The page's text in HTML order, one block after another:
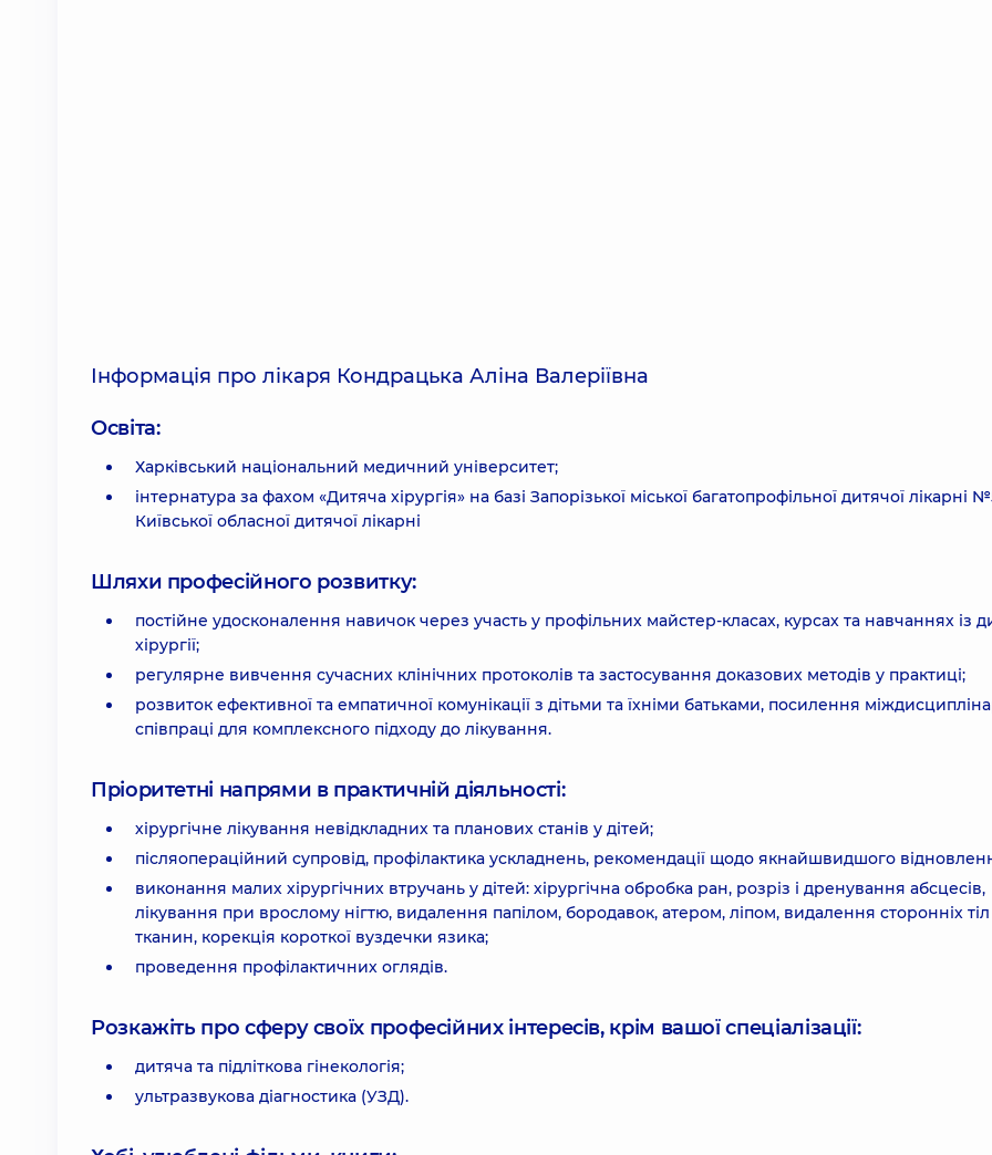
Інформація про лікаря Кондрацька Аліна Валеріївна
Освіта:
Харківський національний медичний університет;
інтернатура за фахом «Дитяча хірургія» на базі Запорізької міської багатопрофільної дитячої лікарні
Київської обласної дитячої лікарні
Шляхи професійного розвитку:
постійне удосконалення навичок через участь у профільних майстер-класах, курсах та навчаннях із
хірургії;
регулярне вивчення сучасних клінічних протоколів та застосування доказових методів у практиці;
розвиток ефективної та емпатичної комунікації з дітьми та їхніми батьками, посилення
співпраці для комплексного підходу до лікування.
Пріоритетні напрями в практичній діяльності:
хірургічне лікування невідкладних та планових станів у дітей;
післяопераційний супровід, профілактика ускладнень, рекомендації щодо якнайшвидшого
виконання малих хірургічних втручань у дітей: хірургічна обробка ран, розріз і дренування абсцесів,
лікування при врослому нігтю, видалення папілом, бородавок, атером, ліпом, видалення сторонніх
тканин, корекція короткої вуздечки язика;
проведення профілактичних оглядів.
Розкажіть про сферу своїх професійних інтересів, крім вашої спеціалізації:
дитяча та підліткова гінекологія;
ультразвукова діагностика (УЗД).